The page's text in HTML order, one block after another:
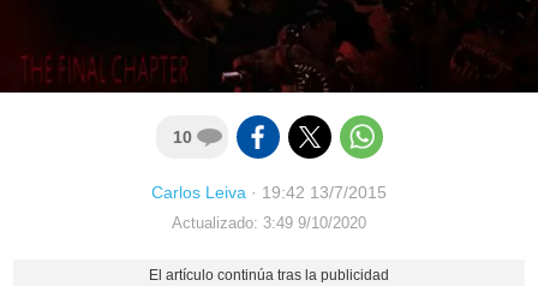
10
Carlos Leiva · 19:42 13/7/2015
Actualizado: 3:49 9/10/2020